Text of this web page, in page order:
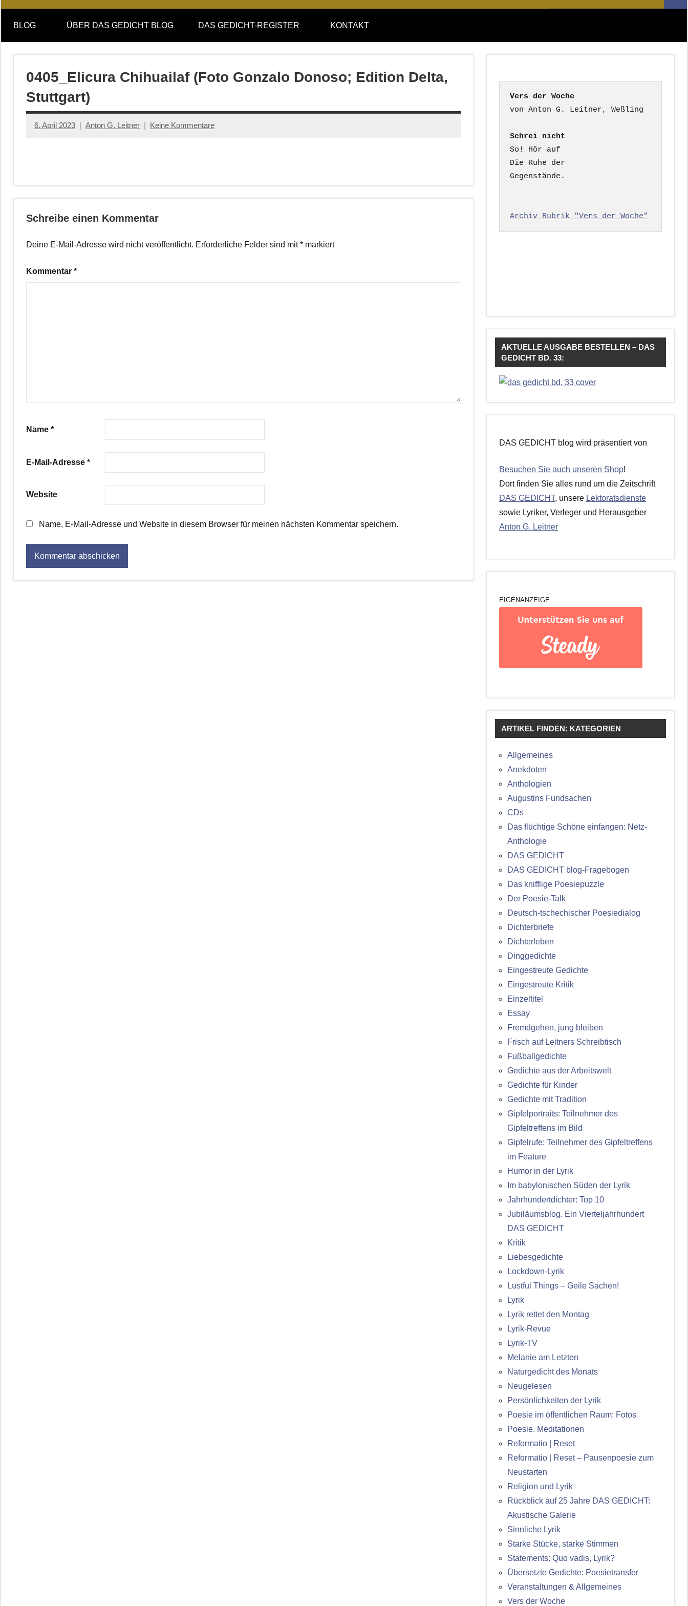
DAS
GEDICHT
blog
DAS
GEDICHT.
Zeitschrift
nach:
BLOG ÜBER DAS GEDICHT BLOG DAS GEDICHT-REGISTER KONTAKT
0405_Elicura Chihuailaf (Foto Gonzalo Donoso; Edition Delta,
Stuttgart)
6. April 2023 Anton G. Leitner Keine Kommentare
Schreibe einen Kommentar
Deine E-Mail-Adresse wird nicht veröffentlicht. Erforderliche Felder sind mit* markiert
Kommentar *
Name *
E-Mail-Adresse *
Website
Name, E-Mail-Adresse und Website in diesem Browser für meinen nächsten Kommentar speichern.
Vers der Woche
Schrei nicht
So! Hör auf
Die Ruhe der
Gegenstände.
Archiv Rubrik "Vers der Woche"
AKTUELLE AUSGABE BESTELLEN – DAS
GEDICHT BD. 33:
DAS GEDICHT blog wird präsentiert von
Besuchen Sie auch unseren Shop!
Dort finden Sie alles rund um die Zeitschrift
DAS GEDICHT, unsere Lektoratsdienste
sowie Lyriker, Verleger und Herausgeber
Anton G. Leitner
EIGENANZEIGE
ARTIKEL FINDEN: KATEGORIEN
Allgemeines
Anekdoten
Anthologien
Augustins Fundsachen
CDs
Das flüchtige Schöne einfangen: Netz-
Anthologie
DAS GEDICHT
DAS GEDICHT blog-Fragebogen
Das knifflige Poesiepuzzle
Der Poesie-Talk
Deutsch-tschechischer Poesiedialog
Dichterbriefe
Dichterleben
Dinggedichte
Eingestreute Gedichte
Eingestreute Kritik
Einzeltitel
Essay
Fremdgehen, jung bleiben
Frisch auf Leitners Schreibtisch
Fußballgedichte
Gedichte aus der Arbeitswelt
Gedichte für Kinder
Gedichte mit Tradition
Gipfelportraits: Teilnehmer des
Gipfeltreffens im Bild
Gipfelrufe: Teilnehmer des Gipfeltreffens
im Feature
Humor in der Lyrik
Im babylonischen Süden der Lyrik
Jahrhundertdichter: Top 10
Jubiläumsblog. Ein Vierteljahrhundert
DAS GEDICHT
Kritik
Liebesgedichte
Lockdown-Lyrik
Lustful Things – Geile Sachen!
Lyrik
Lyrik rettet den Montag
Lyrik-Revue
Lyrik-TV
Melanie am Letzten
Naturgedicht des Monats
Neugelesen
Persönlichkeiten der Lyrik
Poesie im öffentlichen Raum: Fotos
Poesie. Meditationen
Reformatio | Reset
Reformatio | Reset – Pausenpoesie zum
Neustarten
Religion und Lyrik
Rückblick auf 25 Jahre DAS GEDICHT:
Akustische Galerie
Sinnliche Lyrik
Starke Stücke, starke Stimmen
Statements: Quo vadis, Lyrik?
Übersetzte Gedichte: Poesietransfer
Veranstaltungen & Allgemeines
Vers der Woche